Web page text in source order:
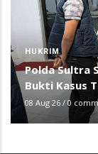
HUKRIM
Polda Sultra
Bukti Kasus
08 Aug 26 / 0